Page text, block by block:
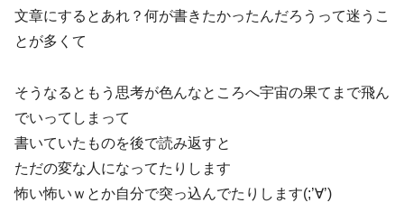
文章にするとあれ？何が書きたかったんだろうって迷うこ
とが多くて
そうなるともう思考が色んなところへ宇宙の果てまで飛ん
でいってしまって
書いていたものを後で読み返すと
ただの変な人になってたりします
怖い怖いｗとか自分で突っ込んでたりします(;’∀’)